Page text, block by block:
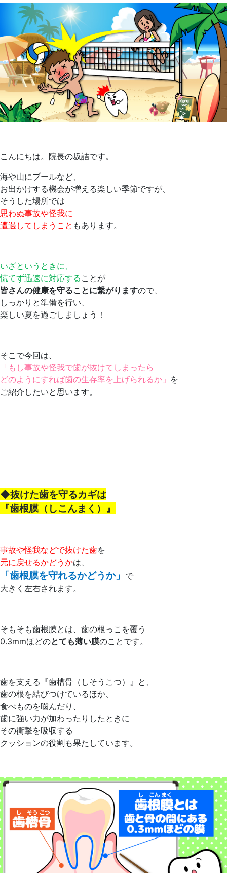
こんにちは。院長の坂詰です。
海や山にプールなど、
お出かけする機会が増える楽しい季節ですが、
そうした場所では
思わぬ事故や怪我に
遭遇してしまうこと もあります。
いざというときに、
慌てず迅速に対応する ことが
皆さんの健康を守ることに繋がりますので、
しっかりと準備を行い、
楽しい夏を過ごしましょう！
そこで今回は、
「もし事故や怪我で歯が抜けてしまったら
どのようにすれば歯の生存率を上げられるか」 を
ご紹介したいと思います。
◆抜けた歯を守るカギは
『歯根膜（しこんまく）』
事故や怪我などで抜けた歯を
元に戻せるかどうかは、
「歯根膜を守れるかどうか」 で
大きく左右されます。
そもそも歯根膜とは、歯の根っこを覆う
0.3mmほどのとても薄い膜のことです。
歯を支える『歯槽骨（しそうこつ）』と、
歯の根を結びつけているほか、
食べものを噛んだり、
歯に強い力が加わったりしたときに
その衝撃を吸収する
クッションの役割も果たしています。